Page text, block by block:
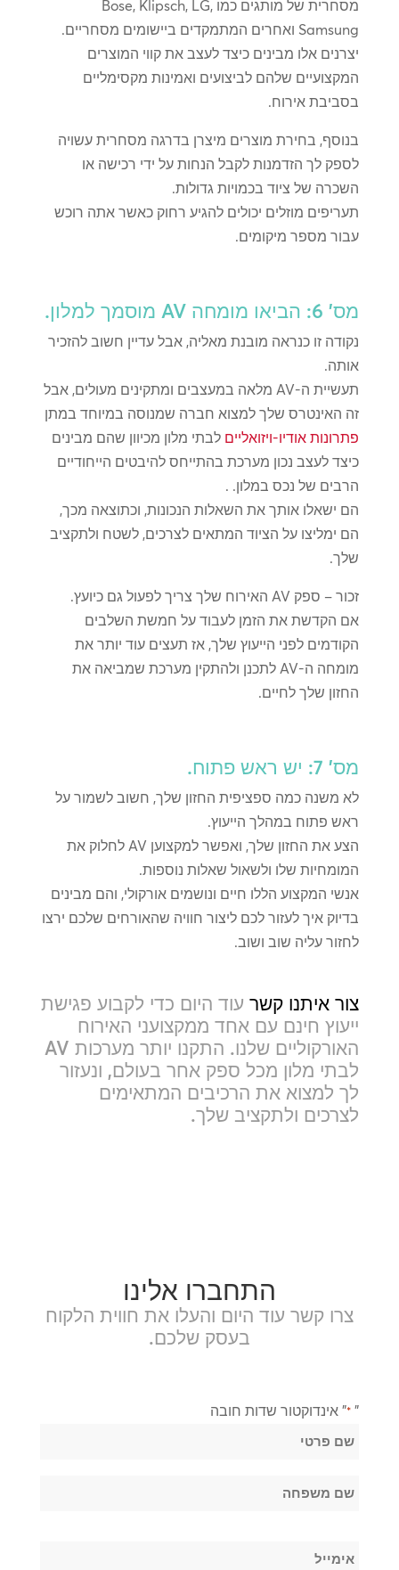
מסחרית של מותגים כמו Bose, Klipsch, LG,
Samsung ואחרים המתמקדים ביישומים מסחריים.
יצרנים אלו מבינים כיצד לעצב את קווי המוצרים
המקצועיים שלהם לביצועים ואמינות מקסימליים
בסביבת אירוח.
בנוסף, בחירת מוצרים מיצרן בדרגה מסחרית עשויה
לספק לך הזדמנות לקבל הנחות על ידי רכישה או
השכרה של ציוד בכמויות גדולות.
תעריפים מוזלים יכולים להגיע רחוק כאשר אתה רוכש
עבור מספר מיקומים.
מס' 6: הביאו מומחה AV מוסמך למלון.
נקודה זו כנראה מובנת מאליה, אבל עדיין חשוב להזכיר
אותה.
תעשיית ה-AV מלאה במעצבים ומתקינים מעולים, אבל
זה האינטרס שלך למצוא חברה שמנוסה במיוחד במתן
פתרונות אודיו-ויזואליים לבתי מלון מכיוון שהם מבינים
כיצד לעצב נכון מערכת בהתייחס להיבטים הייחודיים
הרבים של נכס במלון. .
הם ישאלו אותך את השאלות הנכונות, וכתוצאה מכך,
הם ימליצו על הציוד המתאים לצרכים, לשטח ולתקציב
שלך.
זכור – ספק AV האירוח שלך צריך לפעול גם כיועץ.
אם הקדשת את הזמן לעבוד על חמשת השלבים
הקודמים לפני הייעוץ שלך, אז תעצים עוד יותר את
מומחה ה-AV לתכנן ולהתקין מערכת שמביאה את
החזון שלך לחיים.
מס' 7: יש ראש פתוח.
לא משנה כמה ספציפית החזון שלך, חשוב לשמור על
ראש פתוח במהלך הייעוץ.
הצע את החזון שלך, ואפשר למקצוען AV לחלוק את
המומחיות שלו ולשאול שאלות נוספות.
אנשי המקצוע הללו חיים ונושמים אורקולי, והם מבינים
בדיוק איך לעזור לכם ליצור חוויה שהאורחים שלכם ירצו
לחזור עליה שוב ושוב.
צור איתנו קשרעוד היום כדי לקבוע פגישת
ייעוץ חינם עם אחד ממקצועני האירוח
האורקוליים שלנו. התקנו יותר מערכות AV
לבתי מלון מכל ספק אחר בעולם, ונעזור
לך למצוא את הרכיבים המתאימים
לצרכים ולתקציב שלך.
התחברו אלינו
צרו קשר עוד היום והעלו את חווית הלקוח
בעסק שלכם.
"
*" אינדוקטור שדות חובה
שֵׁם
משפחה
אימייל